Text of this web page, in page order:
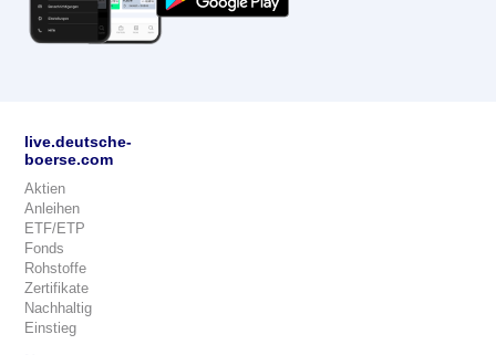
live.deutsche-
boerse.com
Aktien
Anleihen
ETF/ETP
Fonds
Rohstoffe
Zertifikate
Nachhaltig
Einstieg